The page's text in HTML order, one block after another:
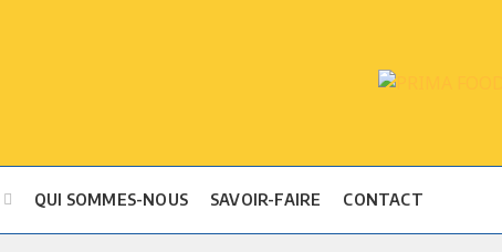
QUI SOMMES-NOUS SAVOIR-FAIRE CONTACT